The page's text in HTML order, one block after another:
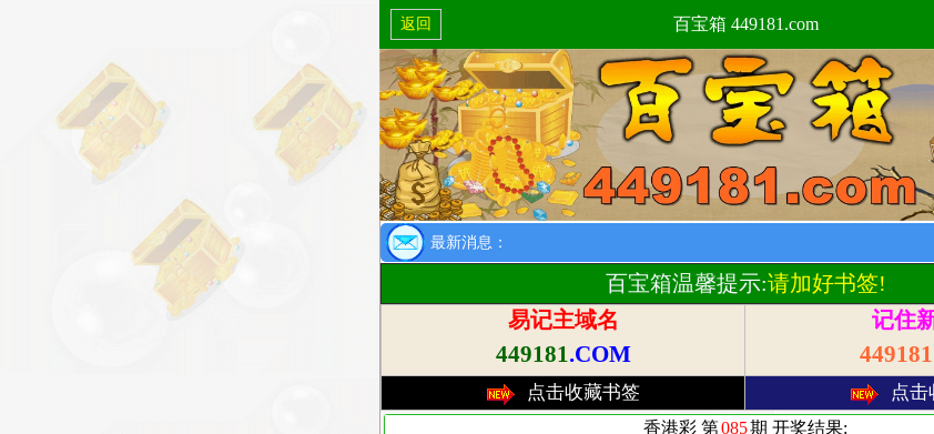
返回 百宝箱 449181.com
最新消息：
百宝箱温馨提示:请加好书签!
易记主域名
449181.COM
记住
449181
点击收藏书签 点击